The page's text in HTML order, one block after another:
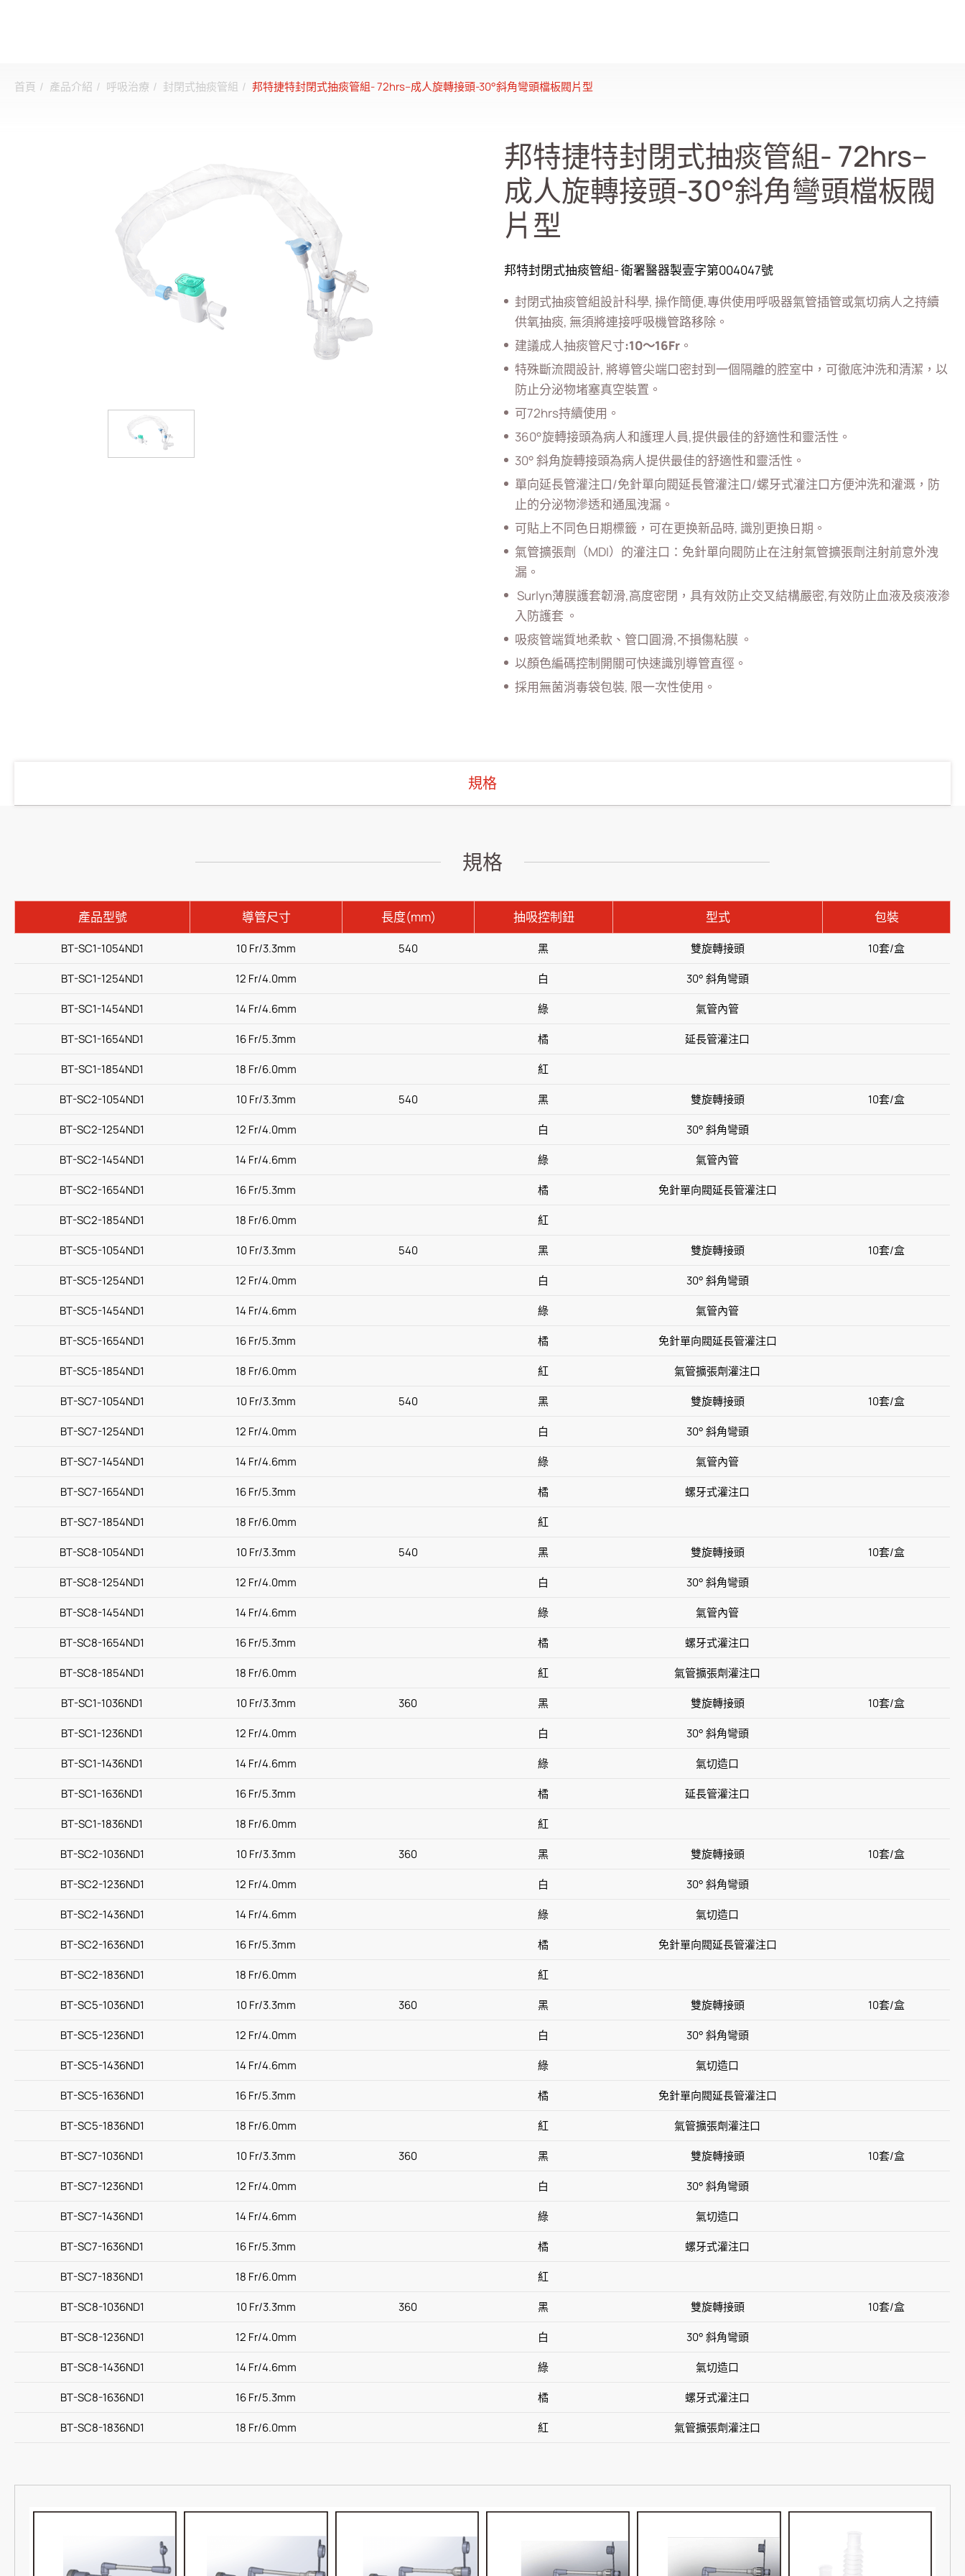
首頁 產品介紹 呼吸治療 封閉式抽痰管組 邦特捷特封閉式抽痰管組- 72hrs–成人旋轉接頭-30°斜角彎頭檔板閥片型
邦特捷特封閉式抽痰管組- 72hrs–
成人旋轉接頭-30°斜角彎頭檔板閥
片型
邦特封閉式抽痰管組- 衛署醫器製壹字第004047號
封閉式抽痰管組設計科學, 操作簡便,專供使用呼吸器氣管插管或氣切病人之持續
供氧抽痰, 無須將連接呼吸機管路移除。
建議成人抽痰管尺寸:10〜16Fr 。
特殊斷流閥設計, 將導管尖端口密封到一個隔離的腔室中，可徹底沖洗和清潔，以
防止分泌物堵塞真空裝置。
可72hrs持續使用。
360°旋轉接頭為病人和護理人員,提供最佳的舒適性和靈活性。
30° 斜角旋轉接頭為病人提供最佳的舒適性和靈活性。
單向延長管灌注口/免針單向閥延長管灌注口/螺牙式灌注口方便沖洗和灌溉，防
止的分泌物滲透和通風洩漏。
可貼上不同色日期標籤，可在更换新品時, 識別更換日期。
氣管擴張劑（MDI）的灌注口：免針單向閥防止在注射氣管擴張劑注射前意外洩
漏。
Surlyn薄膜護套韌滑,高度密閉，具有效防止交叉結構嚴密,有效防止血液及痰液渗
入防護套 。
吸痰管端質地柔軟、管口圓滑,不損傷粘膜 。
以顏色編碼控制開關可快速識別導管直徑。
採用無菌消毒袋包裝, 限一次性使用。
規格
規格
產品型號 導管尺寸 長度(mm) 抽吸控制鈕 型式 包裝
BT-SC1-1054ND1 10 Fr/3.3mm 540 黑 雙旋轉接頭
10套/盒
BT-SC1-1254ND1
12 Fr/4.0mm 白
30° 斜角彎頭
BT-SC1-1454ND1
14 Fr/4.6mm 綠
氣管內管
BT-SC1-1654ND1
16 Fr/5.3mm 橘
延長管灌注口
BT-SC1-1854ND1
18 Fr/6.0mm
紅
BT-SC2-1054ND1
10 Fr/3.3mm 540 黑 雙旋轉接頭
10套/盒
BT-SC2-1254ND1
12 Fr/4.0mm 白
30° 斜角彎頭
BT-SC2-1454ND1
14 Fr/4.6mm 綠
氣管內管
BT-SC2-1654ND1
16 Fr/5.3mm 橘
免針單向閥延長管灌注口
BT-SC2-1854ND1
18 Fr/6.0mm
紅
BT-SC5-1054ND1
10 Fr/3.3mm 540 黑 雙旋轉接頭
10套/盒
BT-SC5-1254ND1
12 Fr/4.0mm 白
30° 斜角彎頭
BT-SC5-1454ND1
14 Fr/4.6mm 綠
氣管內管
BT-SC5-1654ND1
16 Fr/5.3mm 橘
免針單向閥延長管灌注口
BT-SC5-1854ND1
18 Fr/6.0mm 紅
氣管擴張劑灌注口
BT-SC7-1054ND1
10 Fr/3.3mm 540 黑 雙旋轉接頭
10套/盒
BT-SC7-1254ND1
12 Fr/4.0mm 白
30° 斜角彎頭
BT-SC7-1454ND1
14 Fr/4.6mm 綠
氣管內管
BT-SC7-1654ND1
16 Fr/5.3mm 橘
螺牙式灌注口
BT-SC7-1854ND1
18 Fr/6.0mm
紅
BT-SC8-1054ND1
10 Fr/3.3mm 540 黑 雙旋轉接頭
10套/盒
BT-SC8-1254ND1
12 Fr/4.0mm 白
30° 斜角彎頭
BT-SC8-1454ND1
14 Fr/4.6mm 綠
氣管內管
BT-SC8-1654ND1
16 Fr/5.3mm 橘
螺牙式灌注口
BT-SC8-1854ND1
18 Fr/6.0mm 紅
氣管擴張劑灌注口
BT-SC1-1036ND1
10 Fr/3.3mm 360 黑 雙旋轉接頭
10套/盒
BT-SC1-1236ND1
12 Fr/4.0mm 白
30° 斜角彎頭
BT-SC1-1436ND1
14 Fr/4.6mm 綠
氣切造口
BT-SC1-1636ND1
16 Fr/5.3mm 橘
延長管灌注口
BT-SC1-1836ND1
18 Fr/6.0mm
紅
BT-SC2-1036ND1
10 Fr/3.3mm 360 黑 雙旋轉接頭
10套/盒
BT-SC2-1236ND1
12 Fr/4.0mm 白
30° 斜角彎頭
BT-SC2-1436ND1
14 Fr/4.6mm 綠
氣切造口
BT-SC2-1636ND1
16 Fr/5.3mm 橘
免針單向閥延長管灌注口
BT-SC2-1836ND1
18 Fr/6.0mm
紅
BT-SC5-1036ND1
10 Fr/3.3mm 360 黑 雙旋轉接頭
10套/盒
BT-SC5-1236ND1
12 Fr/4.0mm 白
30° 斜角彎頭
BT-SC5-1436ND1
14 Fr/4.6mm 綠
氣切造口
BT-SC5-1636ND1
16 Fr/5.3mm 橘
免針單向閥延長管灌注口
BT-SC5-1836ND1
18 Fr/6.0mm 紅
氣管擴張劑灌注口
BT-SC7-1036ND1
10 Fr/3.3mm 360 黑 雙旋轉接頭
10套/盒
BT-SC7-1236ND1
12 Fr/4.0mm 白
30° 斜角彎頭
BT-SC7-1436ND1
14 Fr/4.6mm 綠
氣切造口
BT-SC7-1636ND1
16 Fr/5.3mm 橘
螺牙式灌注口
BT-SC7-1836ND1
18 Fr/6.0mm
紅
BT-SC8-1036ND1
10 Fr/3.3mm 360 黑 雙旋轉接頭
10套/盒
BT-SC8-1236ND1
12 Fr/4.0mm 白
30° 斜角彎頭
BT-SC8-1436ND1
14 Fr/4.6mm 綠
氣切造口
BT-SC8-1636ND1
16 Fr/5.3mm 橘
螺牙式灌注口
BT-SC8-1836ND1
18 Fr/6.0mm 紅 氣管擴張劑灌注口
雜項
投資人專區
企業永續
最新消息
繁體中文 English